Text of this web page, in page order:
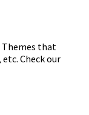
Themes that
Check our